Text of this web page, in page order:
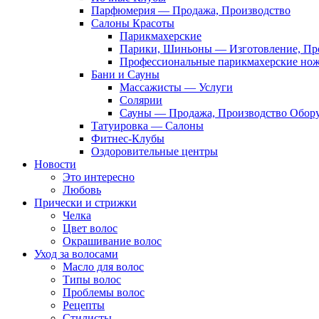
Парфюмерия — Продажа, Производство
Салоны Красоты
Парикмахерские
Парики, Шиньоны — Изготовление,
Профессиональные парикмахерские
Бани и Сауны
Массажисты — Услуги
Солярии
Сауны — Продажа, Производство
Татуировка — Салоны
Фитнес-Клубы
Оздоровительные центры
Новости
Это интересно
Любовь
Прически и стрижки
Челка
Цвет волос
Окрашивание волос
Уход за волосами
Масло для волос
Типы волос
Проблемы волос
Рецепты